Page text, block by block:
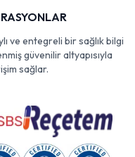
ve entegreli bir sağlık bilgi
güvenilir altyapısıyla
sağlar.